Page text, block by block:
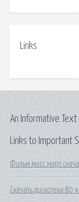
Links
Links to Important
Фильм мисс март
Скачать дискотека 80
An Informative Text